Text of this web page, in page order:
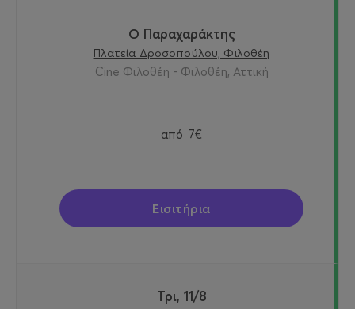
Ο Παραχαράκτης
Πλατεία Δροσοπούλου, Φιλοθέη
Cine Φιλοθέη - Φιλοθέη, Αττική
από 7€
Εισιτήρια
Τρι, 11/8